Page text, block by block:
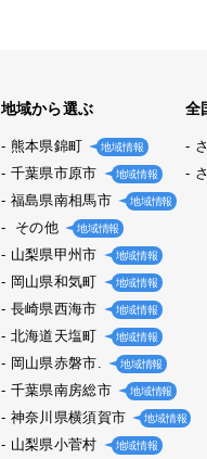
地域から選ぶ
熊本県錦町 地域情報
千葉県市原市 地域情報
福島県南相馬市 地域情報
その他 地域情報
山梨県甲州市 地域情報
岡山県和気町 地域情報
長崎県西海市 地域情報
北海道天塩町 地域情報
岡山県赤磐市. 地域情報
千葉県南房総市 地域情報
神奈川県横須賀市 地域情報
山梨県小菅村 地域情報
全